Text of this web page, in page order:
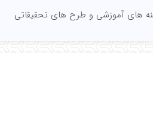
های آموزشی و طرح های تحقیقاتی